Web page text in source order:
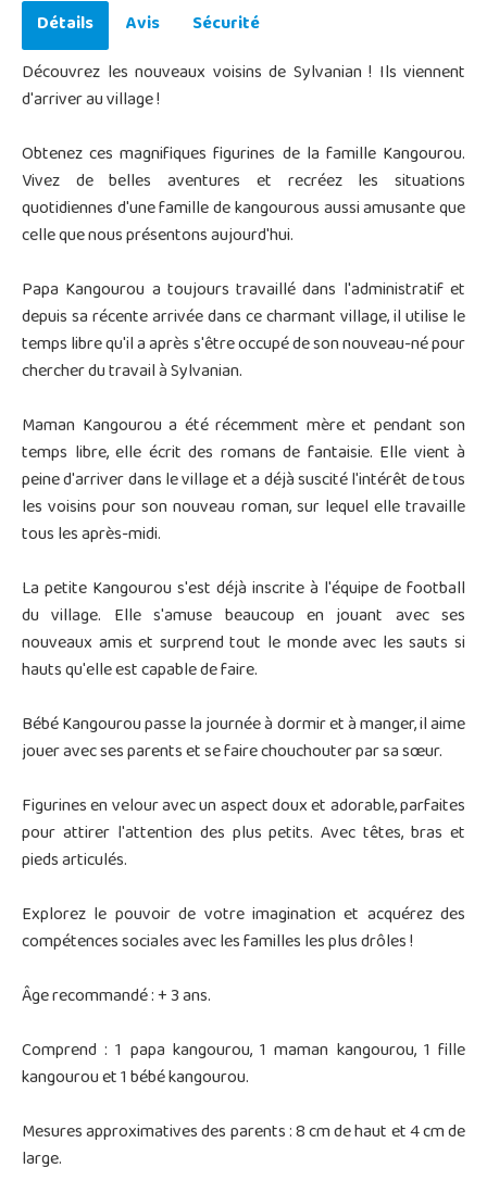
Détails Avis
Sécurité
Découvrez les nouveaux voisins de Sylvanian ! Ils viennent
d'arriver au village !
Obtenez ces magnifiques figurines de la famille Kangourou.
Vivez de belles aventures et recréez les situations
quotidiennes d'une famille de kangourous aussi amusante que
celle que nous présentons aujourd'hui.
Papa Kangourou a toujours travaillé dans l'administratif et
depuis sa récente arrivée dans ce charmant village, il utilise le
temps libre qu'il a après s'être occupé de son nouveau-né pour
chercher du travail à Sylvanian.
Maman Kangourou a été récemment mère et pendant son
temps libre, elle écrit des romans de fantaisie. Elle vient à
peine d'arriver dans le village et a déjà suscité l'intérêt de tous
les voisins pour son nouveau roman, sur lequel elle travaille
tous les après-midi.
La petite Kangourou s'est déjà inscrite à l'équipe de football
du village. Elle s'amuse beaucoup en jouant avec ses
nouveaux amis et surprend tout le monde avec les sauts si
hauts qu'elle est capable de faire.
Bébé Kangourou passe la journée à dormir et à manger, il aime
jouer avec ses parents et se faire chouchouter par sa sœur.
Figurines en velour avec un aspect doux et adorable, parfaites
pour attirer l'attention des plus petits. Avec têtes, bras et
pieds articulés.
Explorez le pouvoir de votre imagination et acquérez des
compétences sociales avec les familles les plus drôles !
Âge recommandé : + 3 ans.
Comprend : 1 papa kangourou, 1 maman kangourou, 1 fille
kangourou et 1 bébé kangourou.
Mesures approximatives des parents : 8 cm de haut et 4 cm de
large.